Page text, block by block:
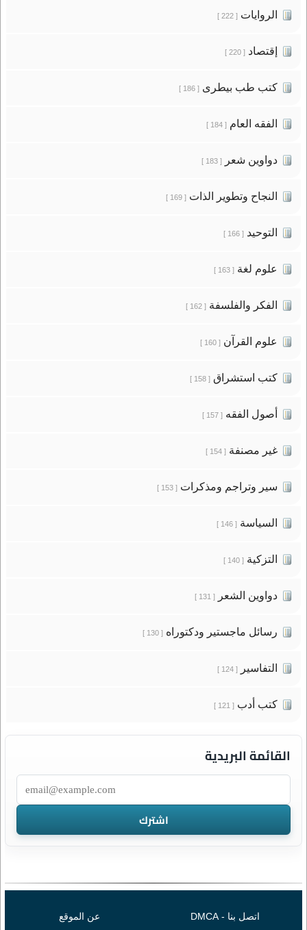
الروايات[ 222 ]
إقتصاد[ 220 ]
كتب طب بيطرى[ 186 ]
الفقه العام[ 184 ]
دواوين شعر[ 183 ]
النجاح وتطوير الذات[ 169 ]
التوحيد[ 166 ]
علوم لغة[ 163 ]
الفكر والفلسفة[ 162 ]
علوم القرآن[ 160 ]
كتب استشراق[ 158 ]
أصول الفقه[ 157 ]
غير مصنفة[ 154 ]
سير وتراجم ومذكرات[ 153 ]
السياسة[ 146 ]
التزكية[ 140 ]
دواوين الشعر[ 131 ]
رسائل ماجستير ودكتوراه[ 130 ]
التفاسير[ 124 ]
كتب أدب[ 121 ]
القائمة البريدية
اتصل بنا - DMCA عن الموقع